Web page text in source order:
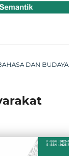
DAN BUDAYA